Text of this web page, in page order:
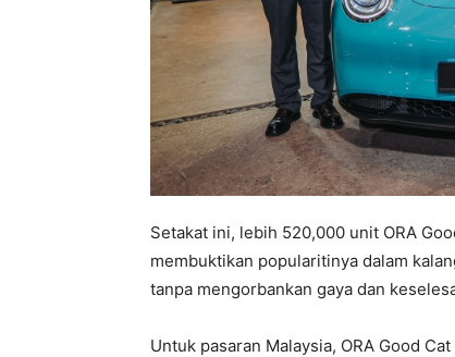
Setakat ini, lebih 520,000 unit ORA
membuktikan popularitinya dalam
tanpa mengorbankan gaya dan
Untuk pasaran Malaysia, ORA Good